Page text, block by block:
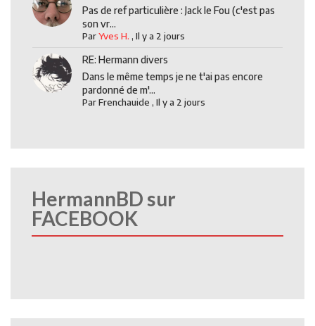
Pas de ref particulière : Jack le Fou (c'est pas
son vr...
ParYves H. ,Il y a 2 jours
RE: Hermann divers
Dans le même temps je ne t'ai pas encore
pardonné de m'...
ParFrenchauide ,Il y a 2 jours
HermannBD sur
FACEBOOK